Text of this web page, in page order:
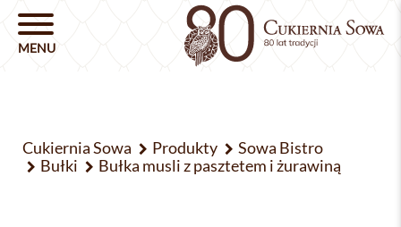
Cukiernia Sowa Produkty
Sowa Bistro
Bułki
Bułka musli z pasztetem i żurawiną